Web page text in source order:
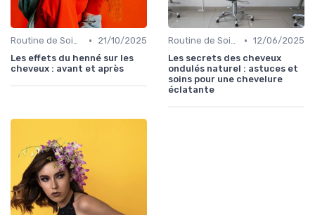
Routine de Soins pour Cheveux Bouclés •
21/10/2025
Les effets du henné sur les
cheveux : avant et après
Routine de Soins pour Cheveux Bouclés • 12/06/2025
Les secrets des cheveux
ondulés naturel : astuces et
soins pour une chevelure
éclatante